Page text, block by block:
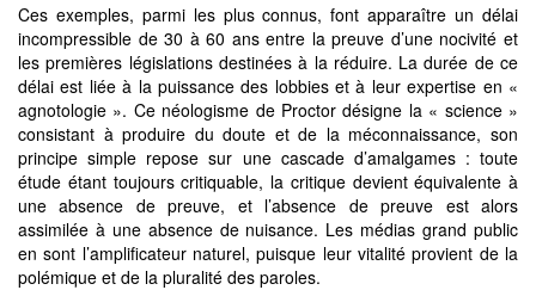
Ces exemples, parmi les plus connus, font apparaître un délai
incompressible de 30 à 60 ans entre la preuve d’une nocivité et
les premières législations destinées à la réduire. La durée de ce
délai est liée à la puissance des lobbies et à leur expertise en «
agnotologie ». Ce néologisme de Proctor désigne la « science »
consistant à produire du doute et de la méconnaissance, son
principe simple repose sur une cascade d’amalgames : toute
étude étant toujours critiquable, la critique devient équivalente à
une absence de preuve, et l’absence de preuve est alors
assimilée à une absence de nuisance. Les médias grand public
en sont l’amplificateur naturel, puisque leur vitalité provient de la
polémique et de la pluralité des paroles.